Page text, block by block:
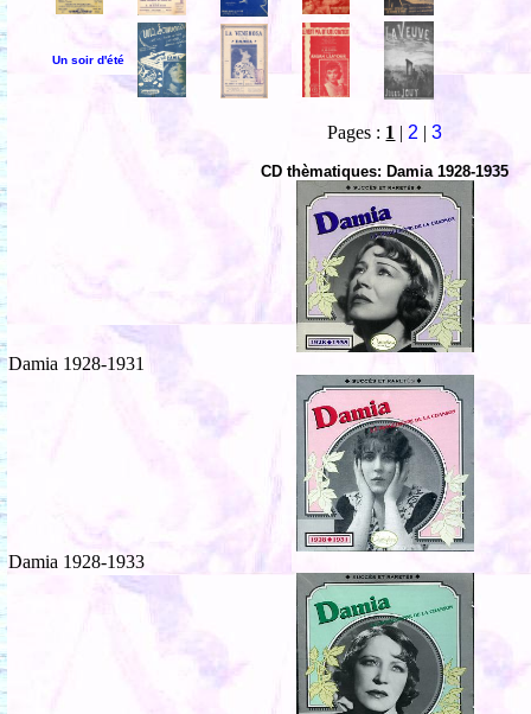
Un soir d'été
Pages : 1 | 2 |3
CD thèmatiques: Damia 1928-1935
Damia 1928-1931
Damia 1928-1933